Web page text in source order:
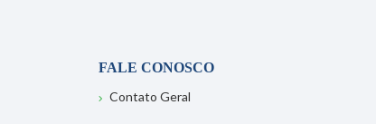
FALE CONOSCO
Contato Geral